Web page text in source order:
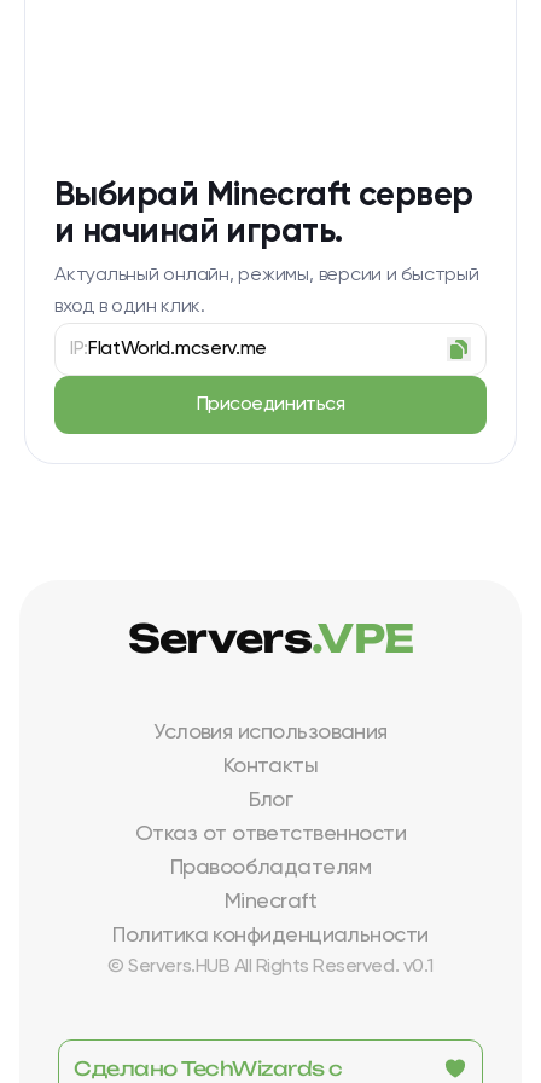
Выбирай Minecraft сервер
и начинай играть.
Актуальный онлайн, режимы, версии и быстрый
вход в один клик.
IP:FlatWorld.mcserv.me
Присоединиться
Условия использования
Контакты
Блог
Отказ от ответственности
Правообладателям
Minecraft
Политика конфиденциальности
© Servers.HUB All Rights Reserved. v0.1
Servers.VPE
Сделано TechWizards с